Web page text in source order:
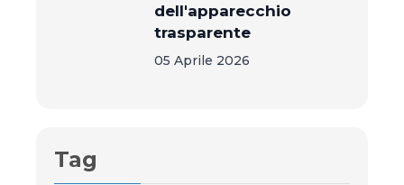
dell'apparecchio
trasparente
05 Aprile 2026
Tag